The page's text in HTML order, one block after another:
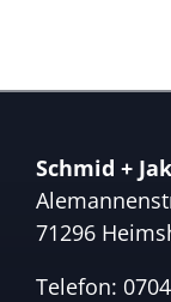
Schmid +
71296
Telefon: